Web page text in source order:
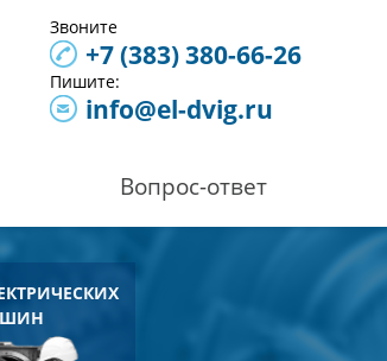
Звоните
+7 (383)380-66-26
Пишите:
info@el-dvig.ru
Вопрос-ответ